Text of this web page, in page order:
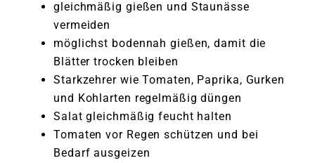
gleichmäßig gießen und Staunässe
vermeiden
möglichst bodennah gießen, damit die
Blätter trocken bleiben
Starkzehrer wie Tomaten, Paprika, Gurken
und Kohlarten regelmäßig düngen
Salat gleichmäßig feucht halten
Tomaten vor Regen schützen und bei
Bedarf ausgeizen